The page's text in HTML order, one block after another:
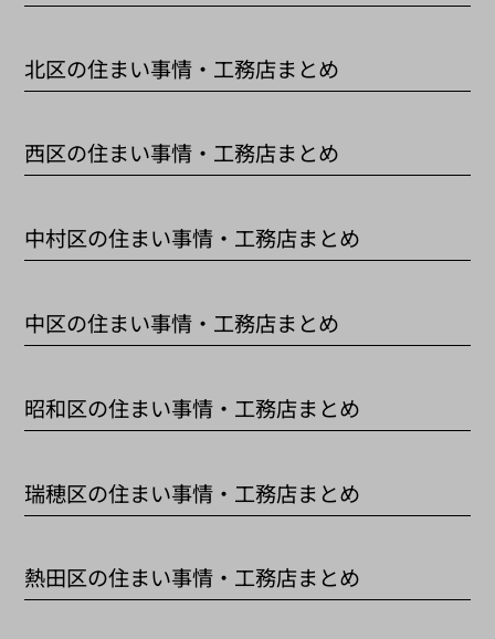
北区の住まい事情・工務店まとめ
西区の住まい事情・工務店まとめ
中村区の住まい事情・工務店まとめ
中区の住まい事情・工務店まとめ
昭和区の住まい事情・工務店まとめ
瑞穂区の住まい事情・工務店まとめ
熱田区の住まい事情・工務店まとめ